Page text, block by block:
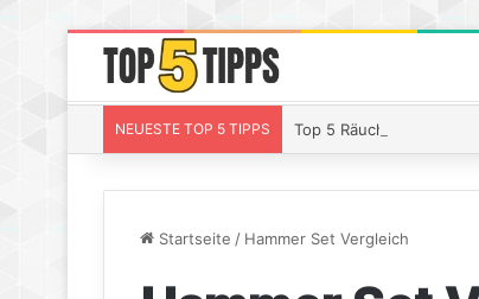
NEUESTE TOP 5 TIPPS Top 5 Räucherchips
Startseite / Hammer Set Vergleich